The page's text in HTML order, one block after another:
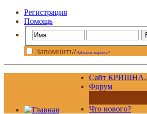
Регистрация
Помощь
Запомнить?Забыли пароль?
Сайт
Форум
Что нового?